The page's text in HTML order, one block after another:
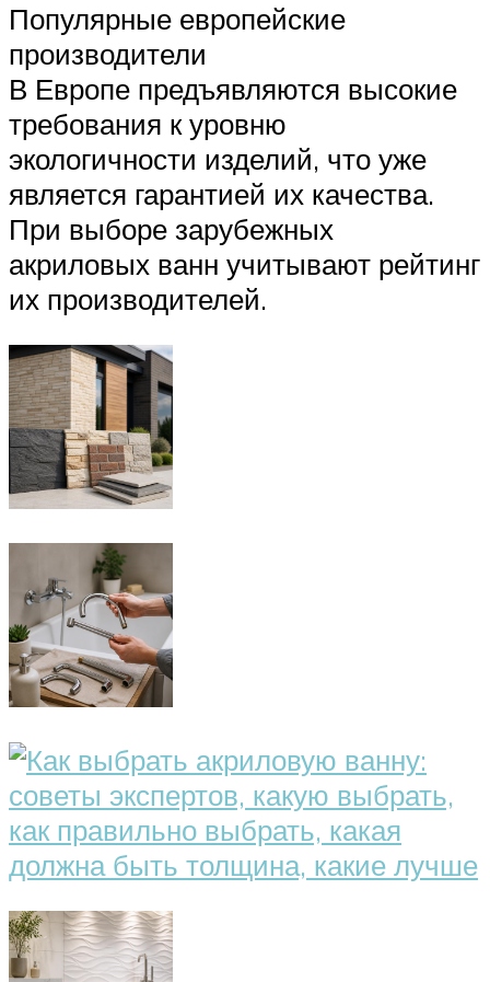
Популярные европейские
производители
В Европе предъявляются высокие
требования к уровню
экологичности изделий, что уже
является гарантией их качества.
При выборе зарубежных
акриловых ванн учитывают рейтинг
их производителей.